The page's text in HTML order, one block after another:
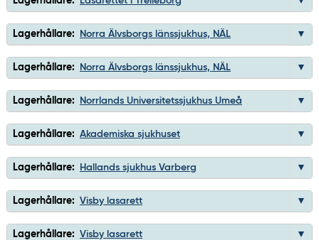
Lagerhållare: Norra Älvsborgs länssjukhus, NÄL
Lagerhållare: Norra Älvsborgs länssjukhus, NÄL
Lagerhållare: Norrlands Universitetssjukhus Umeå
Lagerhållare: Akademiska sjukhuset
Lagerhållare: Hallands sjukhus Varberg
Lagerhållare: Visby lasarett
Lagerhållare: Visby lasarett